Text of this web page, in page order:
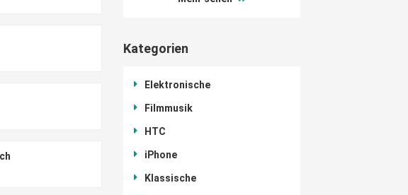
Kategorien
Elektronische
Filmmusik
HTC
iPhone
Klassische